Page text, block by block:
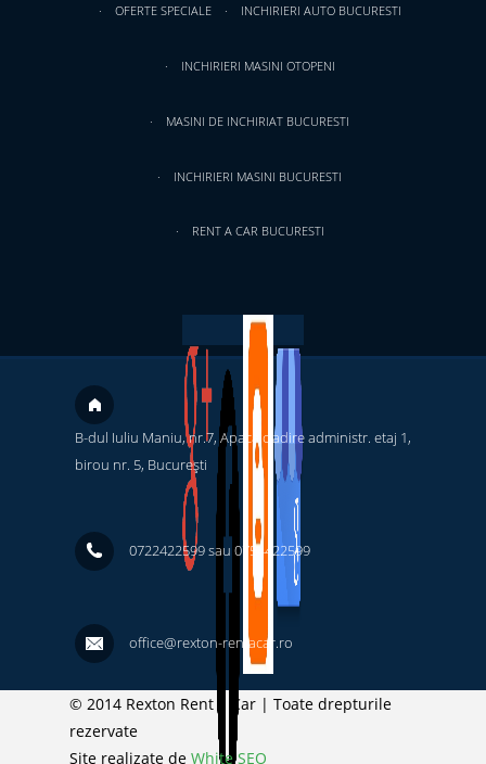
OFERTE SPECIALE INCHIRIERI AUTO BUCURESTI
INCHIRIERI MASINI OTOPENI
MASINI DE INCHIRIAT BUCURESTI
INCHIRIERI MASINI BUCURESTI
RENT A CAR BUCURESTI
B-dul Iuliu Maniu, nr.7, Apaca cladire administr. etaj 1,
birou nr. 5, București ‎
0722422599 sau 0754422599
office@rexton-rentacar.ro
© 2014 Rexton Rent a Car | Toate drepturile
rezervate
Site realizate de White SEO